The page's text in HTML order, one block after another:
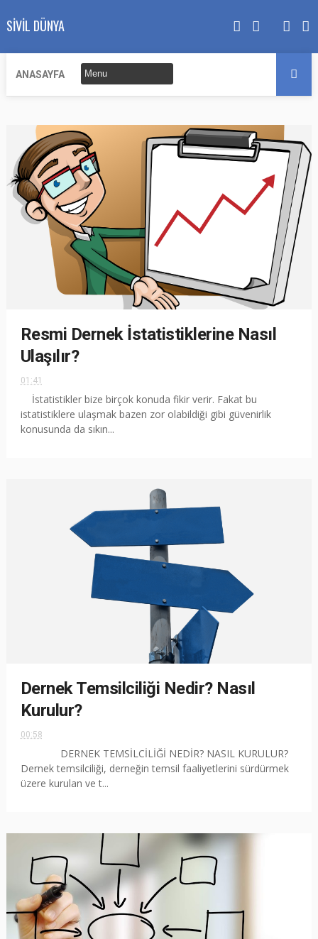
SIVIL DÜNYA
ANASAYFA
Resmi Dernek İstatistiklerine Nasıl
Ulaşılır?
01:41
İstatistikler bize birçok konuda fikir verir. Fakat bu
istatistiklere ulaşmak bazen zor olabildiği gibi güvenirlik
konusunda da sıkın...
Dernek Temsilciliği Nedir? Nasıl
Kurulur?
00:58
DERNEK TEMSİLCİLİĞİ NEDİR? NASIL KURULUR?
Dernek temsilciliği, derneğin temsil faaliyetlerini sürdürmek
üzere kurulan ve t...